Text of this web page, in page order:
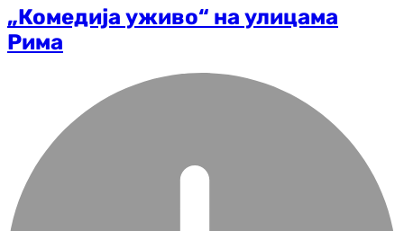
„Комедија уживо“ на улицама
Рима